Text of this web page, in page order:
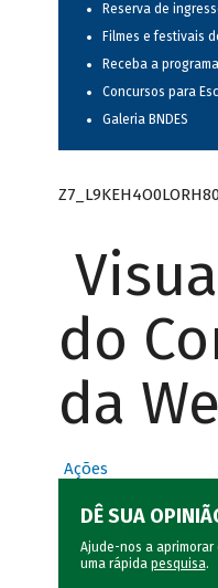
Reserva de
Filmes e festivais
Receba a
Concursos para
Galeria BNDES
do
da
Ações
DÊ SUA
Ajude-nos a aprimorar
uma rápida pesquisa.